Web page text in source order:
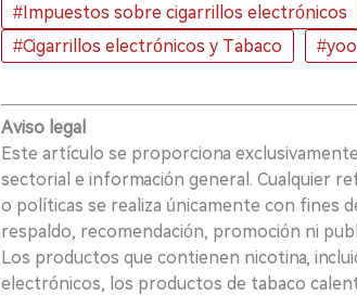
#Impuestos sobre cigarrillos electrónicos
#Cigarrillos electrónicos y Tabaco
Aviso legal
Este artículo se proporciona
sectorial e información general. Cualquier
o políticas se realiza únicamente con fines
respaldo, recomendación, promoción ni
Los productos que contienen nicotina,
electrónicos, los productos de tabaco